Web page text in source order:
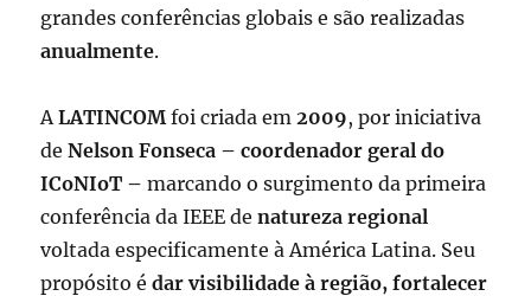
grandes conferências globais e são realizadas
anualmente.
ALATINCOMfoi criada em2009, por iniciativa
deNelson Fonseca – coordenador geral do
ICoNIoT – marcando o surgimento da primeira
conferência da IEEE denatureza regional
voltada especificamente à América Latina. Seu
propósito édar visibilidade à região,fortalecer